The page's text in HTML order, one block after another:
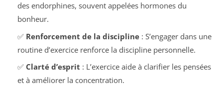
des endorphines, souvent appelées hormones du
bonheur.
✅ Renforcement de la discipline: S’engager dans une
routine d’exercice renforce la discipline personnelle.
✅ Clarté d’esprit : L’exercice aide à clarifier les pensées
et à améliorer la concentration.